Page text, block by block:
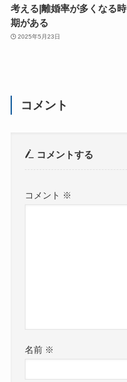
考える|離婚率が多くなる時
期がある
2025年5月23日
コメント
コメントする
コメント ※
名前 ※